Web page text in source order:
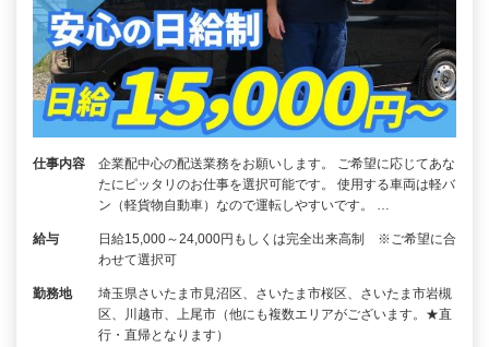
仕事内容
企業配中心の配送業務をお願いします。 ご希望に応じてあな
たにピッタリのお仕事を選択可能です。 使用する車両は軽バ
ン（軽貨物自動車）なので運転しやすいです。 …
給与
日給15,000～24,000円もしくは完全出来高制 ※ご希望に合
わせて選択可
勤務地
埼玉県さいたま市見沼区、さいたま市桜区、さいたま市岩槻
区、川越市、上尾市（他にも複数エリアがございます。★直
行・直帰となります）